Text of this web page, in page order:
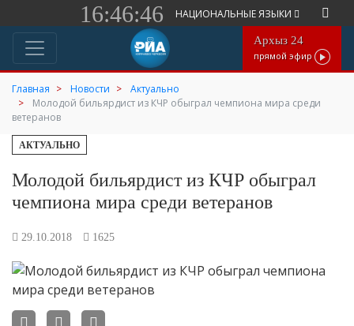
16:46:46 НАЦИОНАЛЬНЫЕ ЯЗЫКИ
Архыз 24
прямой эфир
Главная Новости
Актуально
Молодой бильярдист из КЧР обыграл чемпиона мира среди
ветеранов
АКТУАЛЬНО
Молодой бильярдист из КЧР обыграл
чемпиона мира среди ветеранов
29.10.2018 1625